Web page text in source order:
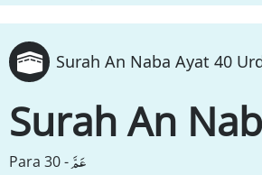
Surah An Naba Ayat 40
Surah An
Para 30 -عَمَّ